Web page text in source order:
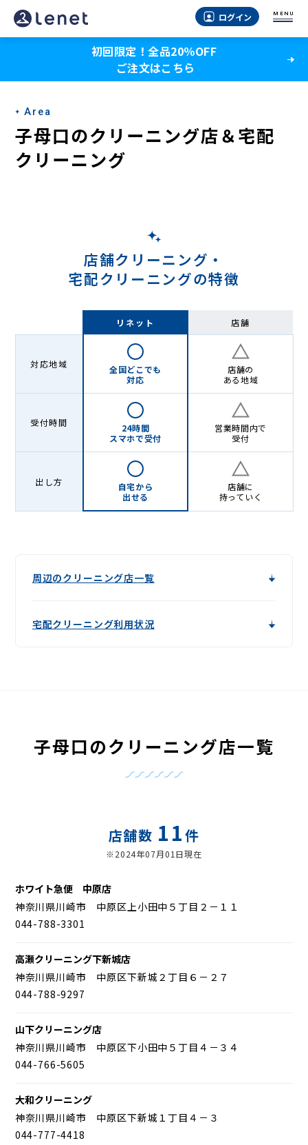
子
母
の
ク
リ
ー
配
ン
ログイン MENU
初回限定！全品20％OFF
ご注文はこちら
Area
子母口のクリーニング店＆宅配
クリーニング
店舗クリーニング・
宅配クリーニングの特徴
リネット 店舗
対応地域
全国どこでも
対応
店舗の
ある地域
受付時間
24時間
スマホで受付
営業時間内で
受付
出し方
自宅から
出せる
店舗に
持っていく
周辺のクリーニング店一覧
宅配クリーニング利用状況
子母口のクリーニング店一覧
店舗数 11件
※2024年07月01日現在
ホワイト急便 中原店
神奈川県川崎市 中原区上小田中５丁目２－１１
044-788-3301
高瀬クリーニング下新城店
神奈川県川崎市 中原区下新城２丁目６－２７
044-788-9297
山下クリーニング店
神奈川県川崎市 中原区下小田中５丁目４－３４
044-766-5605
大和クリーニング
神奈川県川崎市 中原区下新城１丁目４－３
044-777-4418